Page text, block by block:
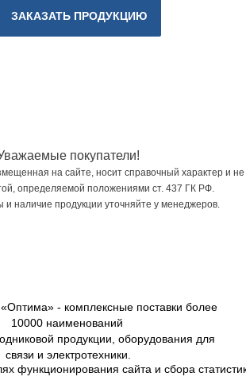
ЗАКАЗАТЬ ПРОДУКЦИЮ
покупатели!
на сайте, носит справочный характер и не
определяемой положениями ст. 437 ГК РФ.
и наличие продукции уточняйте у менеджеров.
- комплексные поставки более
10000 наименований
продукции, оборудования для
связи и электротехники.
функционирования сайта и сбора